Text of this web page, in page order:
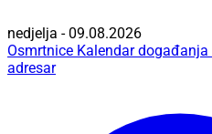
nedjelja - 09.08.2026
Osmrtnice Kalendar događanja
adresar